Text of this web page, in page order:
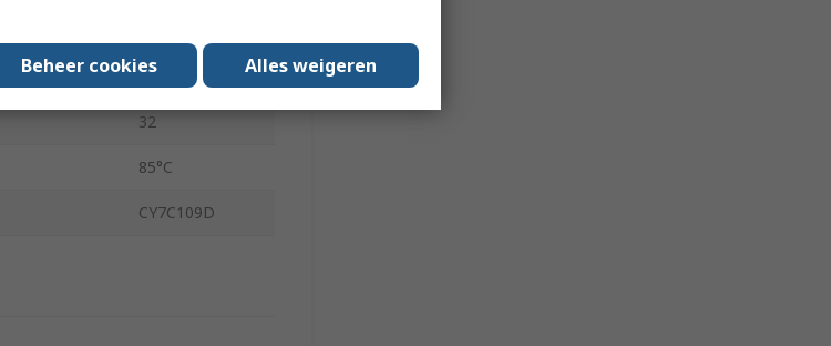
-40°C
32
85°C
CY7C109D
Beheer cookies Alles weigeren